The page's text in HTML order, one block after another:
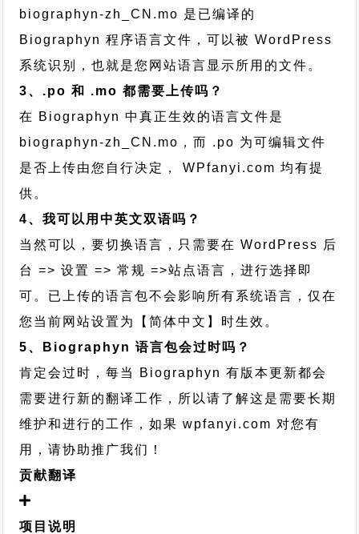
biographyn-zh_CN.mo 是已编译的
Biographyn 程序语言文件，可以被 WordPress
系统识别，也就是您网站语言显示所用的文件。
3、.po 和 .mo 都需要上传吗？
在 Biographyn 中真正生效的语言文件是
biographyn-zh_CN.mo，而 .po 为可编辑文件
是否上传由您自行决定， WPfanyi.com 均有提
供。
4、我可以用中英文双语吗？
当然可以，要切换语言，只需要在 WordPress 后
台 => 设置 => 常规 =>站点语言，进行选择即
可。已上传的语言包不会影响所有系统语言，仅在
您当前网站设置为【简体中文】时生效。
5、Biographyn 语言包会过时吗？
肯定会过时，每当 Biographyn 有版本更新都会
需要进行新的翻译工作，所以请了解这是需要长期
维护和进行的工作，如果 wpfanyi.com 对您有
用，请协助推广我们！
贡献翻译
项目说明